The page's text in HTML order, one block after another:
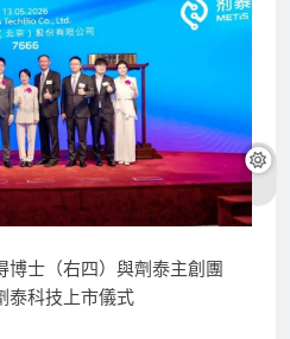
博士（右四）與劑泰主創團
泰科技上市儀式